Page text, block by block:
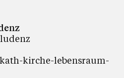
kirche-lebensraum-